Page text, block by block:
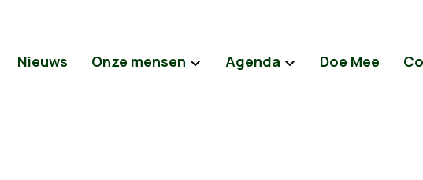
Nieuws Onze mensen Agenda Doe Mee